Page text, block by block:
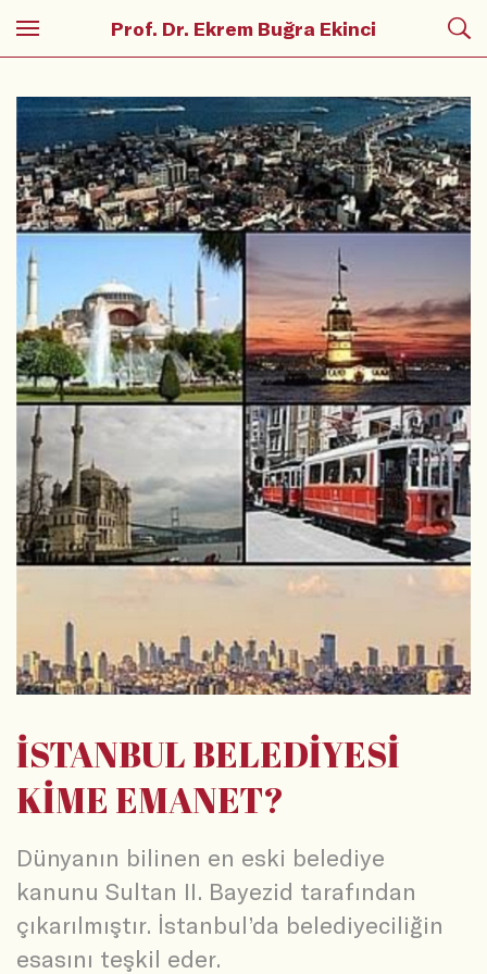
Prof. Dr. Ekrem Buğra Ekinci
İSTANBUL BELEDİYESİ
KİME EMANET?
Dünyanın bilinen en eski belediye
kanunu Sultan II. Bayezid tarafından
çıkarılmıştır. İstanbul’da belediyeciliğin
esasını teşkil eder.